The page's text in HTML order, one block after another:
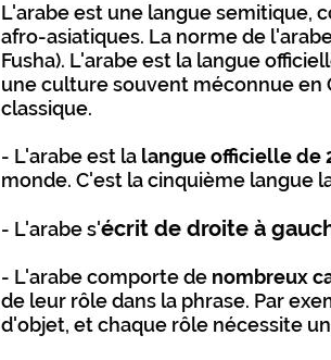
L'arabe est une langue semitique,
afro-asiatiques. La norme de
Fusha). L'arabe est la langue
une culture souvent méconnue en
classique.
- L'arabe est la langue officielle de
monde. C'est la cinquième langue
- L'arabe s'écrit de droite à
- L'arabe comporte de nombreux
de leur rôle dans la phrase. Par
d'objet, et chaque rôle nécessite